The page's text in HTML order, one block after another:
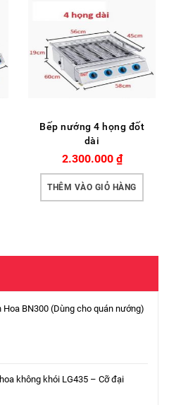
Bếp nướng 4 họng đốt
dài
2.300.000₫
THÊM VÀO GIỎ HÀNG
Hoa BN300 (Dùng cho quán nướng)
không khói LG435 – Cỡ đại